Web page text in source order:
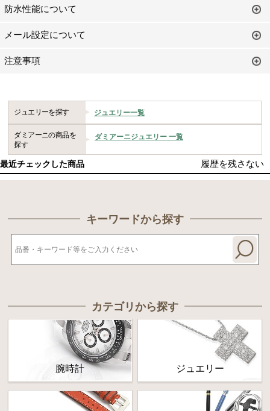
防水性能について
メール設定について
注意事項
ジュエリーを探す ジュエリー一覧
ダミアーニの商品を
探す
ダミアーニジュエリー 一覧
最近チェックした商品 履歴を残さない
キーワードから探す
カテゴリから探す
腕時計 ジュエリー